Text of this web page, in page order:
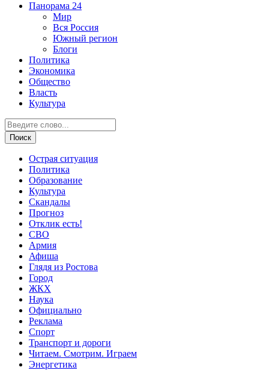
Панорама 24
Мир
Вся Россия
Южный регион
Блоги
Политика
Экономика
Общество
Власть
Культура
Острая ситуация
Политика
Образование
Культура
Скандалы
Прогноз
Отклик есть!
СВО
Армия
Афиша
Глядя из Ростова
Город
ЖКХ
Наука
Официально
Реклама
Спорт
Транспорт и дороги
Читаем. Смотрим. Играем
Энергетика